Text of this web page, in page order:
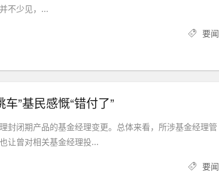
不少见，...
要闻
”基民感慨“错付了”
封闭期产品的基金经理变更。总体来看，所涉基金经理管
让曾对相关基金经理投...
要闻